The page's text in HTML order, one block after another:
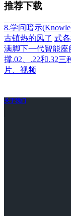
推荐下载
8.学问暗示
古镇热的风了 式
满脚下一代智能
撑.02、.22和.32三
片、视频
关于我们